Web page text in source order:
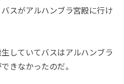
スがアルハンブラ宮殿に行け
していてバスはアルハンブラ
きなかったのだ。